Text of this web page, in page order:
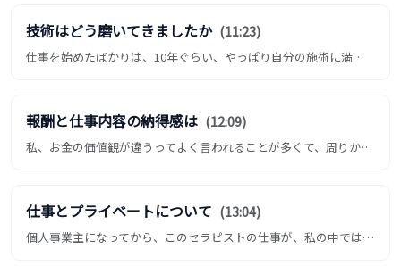
技術はどう磨いてきましたか (11:23)
仕事を始めたばかりは、10年ぐらい、やっぱり自分の施術に満足できてなかった部分があったので、他の店舗、同じ業界のお...
報酬と仕事内容の納得感は (12:09)
私、お金の価値観が違うってよく言われることが多くて、周りから。やっぱりその値段設定がおかしい、もうちょっと取ってい...
仕事とプライベートについて (13:04)
個人事業主になってから、このセラピストの仕事が、私の中では仕事っていうカテゴリーに入ってないんですよね。仕事も楽し...